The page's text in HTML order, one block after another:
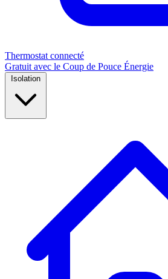
Thermostat connecté
Gratuit avec le Coup de Pouce Énergie